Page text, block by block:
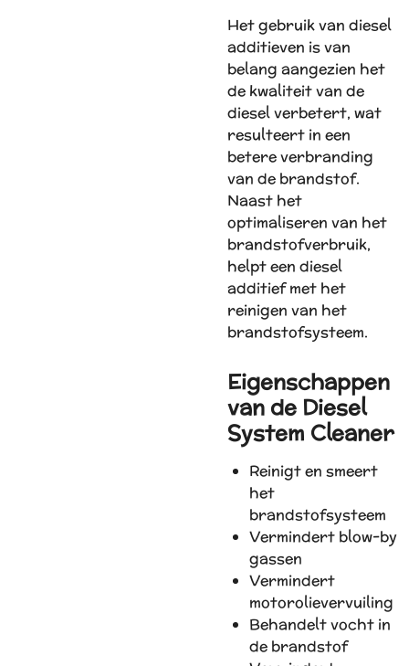
Het gebruik van diesel
additieven is van
belang aangezien het
de kwaliteit van de
diesel verbetert, wat
resulteert in een
betere verbranding
van de brandstof.
Naast het
optimaliseren van het
brandstofverbruik,
helpt een diesel
additief met het
reinigen van het
brandstofsysteem.
Eigenschappen
van de Diesel
System Cleaner
Reinigt en smeert
het
brandstofsysteem
Vermindert blow-by
gassen
Vermindert
motorolievervuiling
Behandelt vocht in
de brandstof